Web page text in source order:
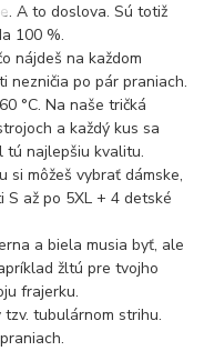
A to doslova. Sú totiž
100 %.
nájdeš na každom
nezničia po pár praniach.
°C. Na naše tričká
a každý kus sa
tú najlepšiu kvalitu.
si môžeš vybrať dámske,
až po 5XL + 4 detské
a biela musia byť, ale
žltú pre tvojho
frajerku.
tzv. tubulárnom strihu.